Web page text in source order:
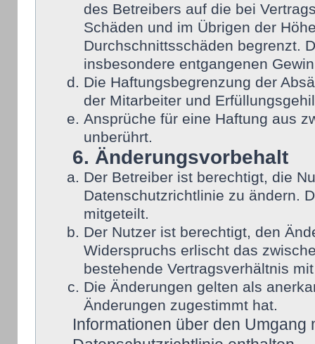
des Betreibers auf die bei
Schäden und im Übrigen der
Durchschnittsschäden begrenzt.
insbesondere entgangenen
Die Haftungsbegrenzung der
der Mitarbeiter und
Ansprüche für eine Haftung aus
unberührt.
6. Änderungsvorbehalt
Der Betreiber ist berechtigt, die
Datenschutzrichtlinie zu ändern.
mitgeteilt.
Der Nutzer ist berechtigt, den
Widerspruchs erlischt das
bestehende Vertragsverhältnis
Die Änderungen gelten als
Änderungen zugestimmt hat.
Informationen über den